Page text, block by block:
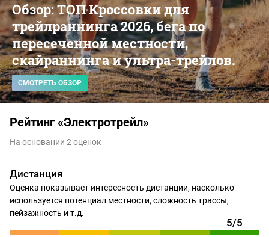
Обзор: ТОП Кроссовки для
трейлраннинга 2026, бега по
пересеченной местности,
скайраннинга и ультра-трейлов.
СМОТРЕТЬ ОБЗОР
Рейтинг «Электротрейл»
На основании 2 оценок
Дистанция
Оценка показывает интересность дистанции, насколько
используется потенциал местности, сложность трассы,
пейзажность и т.д.
5/5